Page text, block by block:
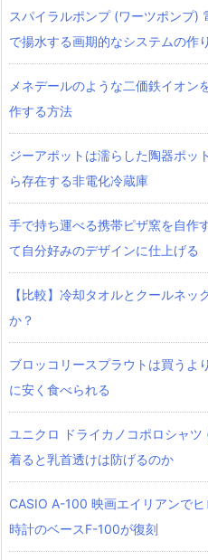
スパイラルポンプ (ワーツポンプ)
で揚水する画期的なシステムの作
メネデールのような二価鉄イオン
作する方法
ジーアポットは濡らした陶器ポッ
ら存在する非電化冷蔵庫
手で持ち運べる携帯ピザ窯を自作
て自分好みのデザインに仕上げる
【比較】冷却タオルとクールネ
か？
ブロッコリースプラウトは買うよ
に安く食べられる
ユニクロ ドライカノコポロシャ
着ると乳首透けは防げるのか
CASIO A-100 映画エイリアンで
時計のベースF-100が復刻